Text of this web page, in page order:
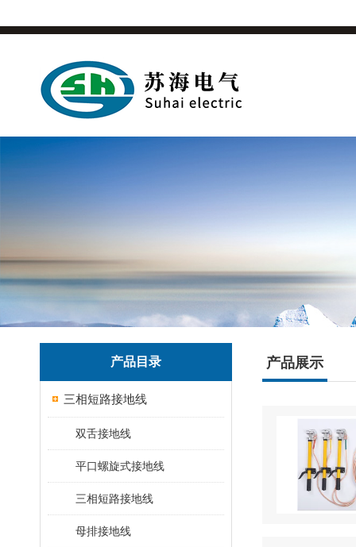
产品目录
三相短路接地线
双舌接地线
平口螺旋式接地线
三相短路接地线
母排接地线
产品展示